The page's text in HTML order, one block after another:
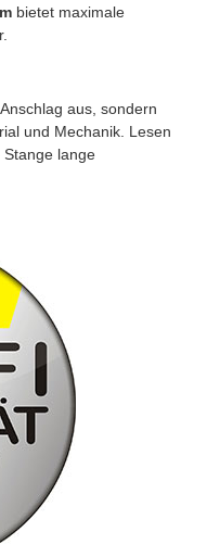
bietet maximale
aus, sondern
und Mechanik. Lesen
Stange lange